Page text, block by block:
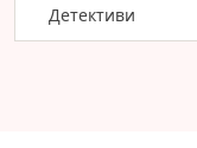
Детективи